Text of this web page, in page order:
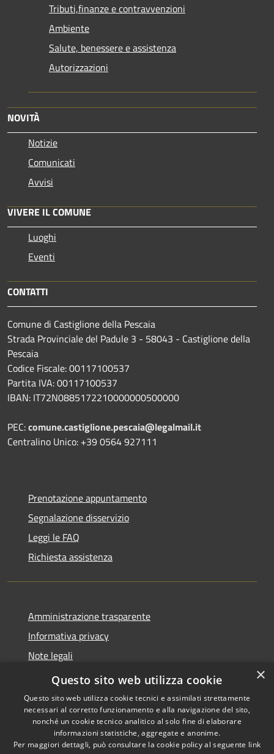
Tributi,finanze e contravvenzioni
Ambiente
Salute, benessere e assistenza
Autorizzazioni
NOVITÀ
Notizie
Comunicati
Avvisi
VIVERE IL COMUNE
Luoghi
Eventi
CONTATTI
Comune di Castiglione della Pescaia
Strada Provinciale del Padule 3 - 58043 - Castiglione della
Pescaia
Codice Fiscale: 00117100537
Partita IVA: 00117100537
IBAN: IT72N0885172210000000500000
PEC:comune.castiglione.pescaia@legalmail.it
Centralino Unico: +39 0564 927111
Prenotazione appuntamento
Segnalazione disservizio
Leggi le FAQ
Richiesta assistenza
Amministrazione trasparente
Informativa privacy
Note legali
Dichiarazione di accessibilità
Copyright © 2026 • Comune di
Castiglione della Pescaia •
×
Questo sito web utilizza cookie
Questo sito web utilizza cookie tecnici e assimilati strettamente
necessari al corretto funzionamento e alla navigazione del sito,
nonché un cookie tecnico analitico al solo fine di elaborare
informazioni statistiche, aggregate e anonime.
Per maggiori dettagli, può consultare la cookie policy al seguente link